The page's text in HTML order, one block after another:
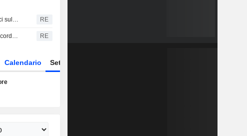
S&P 500 e Dow Jones ai massimi storici sulle speranze di un accordo in Medio Oriente; SpaceX e AMD frenano RE
Borsa Usa, S&P 500 e Dow su nuovi record, speranze Medio Oriente compensano calo SpaceX e Amd RE
Calendario Settore